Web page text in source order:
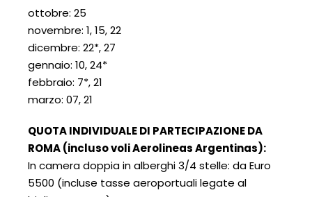
ottobre: 25
novembre: 1, 15, 22
dicembre: 22*, 27
gennaio: 10, 24*
febbraio: 7*, 21
marzo: 07, 21
QUOTA INDIVIDUALE DI PARTECIPAZIONE DA
ROMA (incluso voli Aerolineas Argentinas):
In camera doppia in alberghi 3/4 stelle: da Euro
5500 (incluse tasse aeroportuali legate al